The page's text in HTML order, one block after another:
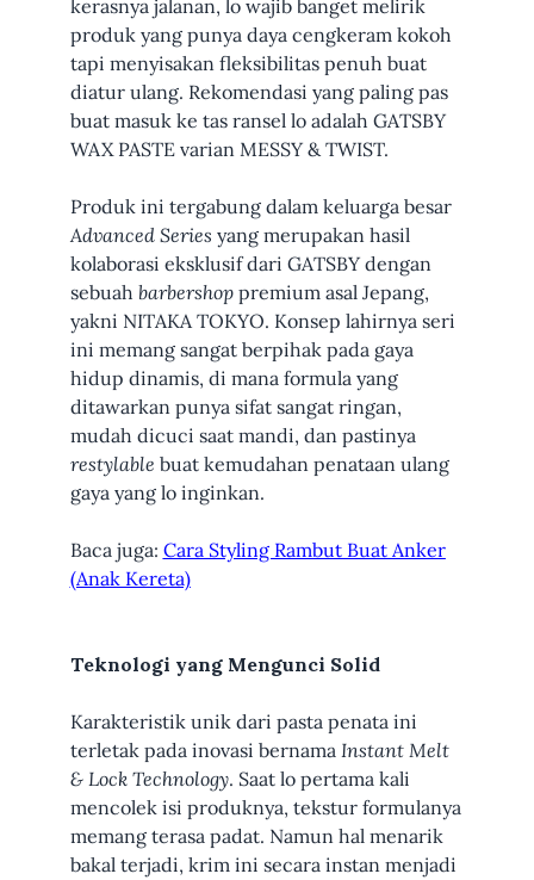
kerasnya jalanan, lo wajib banget melirik
produk yang punya daya cengkeram kokoh
tapi menyisakan fleksibilitas penuh buat
diatur ulang. Rekomendasi yang paling pas
buat masuk ke tas ransel lo adalah GATSBY
WAX PASTE varian MESSY & TWIST.
Produk ini tergabung dalam keluarga besar
Advanced Series yang merupakan hasil
kolaborasi eksklusif dari GATSBY dengan
sebuah barbershoppremium asal Jepang,
yakni NITAKA TOKYO. Konsep lahirnya seri
ini memang sangat berpihak pada gaya
hidup dinamis, di mana formula yang
ditawarkan punya sifat sangat ringan,
mudah dicuci saat mandi, dan pastinya
restylable buat kemudahan penataan ulang
gaya yang lo inginkan.
Baca juga: Cara Styling Rambut Buat Anker
(Anak Kereta)
Teknologi yang Mengunci Solid
Karakteristik unik dari pasta penata ini
terletak pada inovasi bernama Instant Melt
& Lock Technology. Saat lo pertama kali
mencolek isi produknya, tekstur formulanya
memang terasa padat. Namun hal menarik
bakal terjadi, krim ini secara instan menjadi